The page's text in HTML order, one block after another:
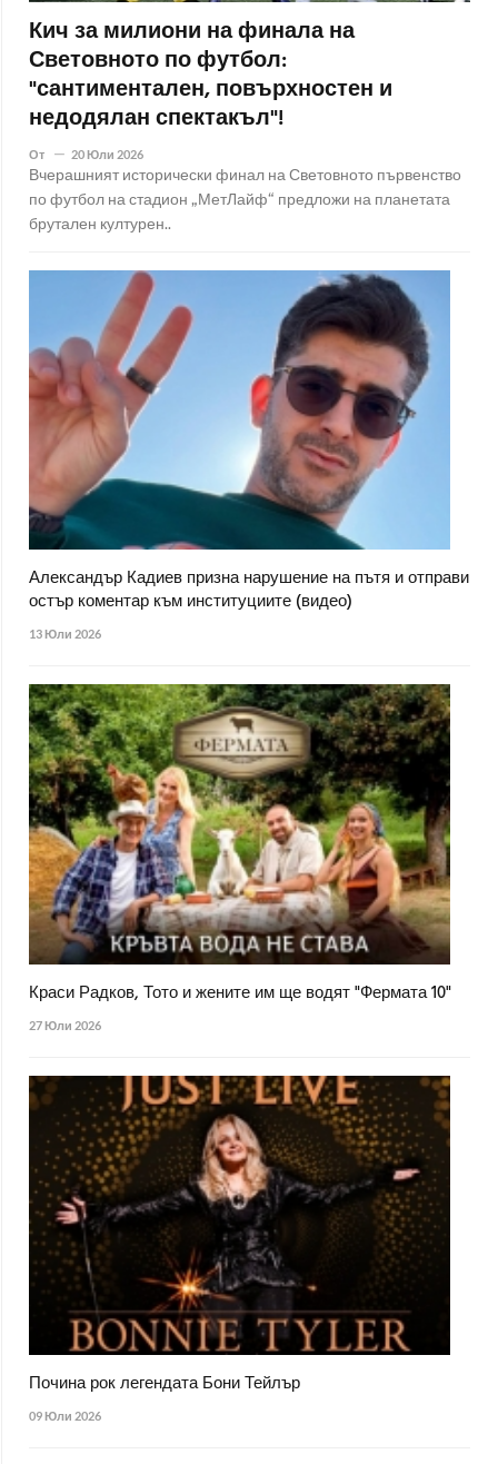
Кич за милиони на финала на
Световното по футбол:
"сантиментален, повърхностен и
недодялан спектакъл"!
От 20 Юли 2026
Вчерашният исторически финал на Световното първенство
по футбол на стадион „МетЛайф“ предложи на планетата
брутален културен..
Александър Кадиев призна нарушение на пътя и отправи
остър коментар към институциите (видео)
13 Юли 2026
Краси Радков, Тото и жените им ще водят "Фермата 10"
27 Юли 2026
Почина рок легендата Бони Тейлър
09 Юли 2026